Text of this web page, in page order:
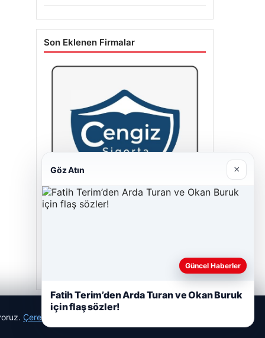
Son Eklenen Firmalar
Çerez Politikamız
Göz Atın ×
Güncel Haberler
Fatih Terim’den Arda Turan ve Okan Buruk
için flaş sözler!